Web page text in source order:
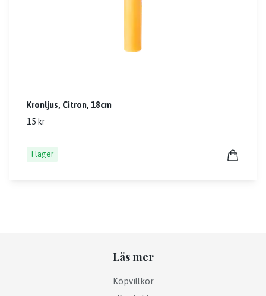
Kronljus, Citron, 18cm
15 kr
I lager
Läs mer
Köpvillkor